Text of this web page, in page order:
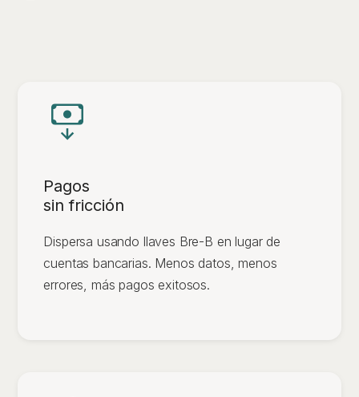
Pagos
sin fricción
Dispersa usando llaves Bre-B en lugar de
cuentas bancarias. Menos datos, menos
errores, más pagos exitosos.